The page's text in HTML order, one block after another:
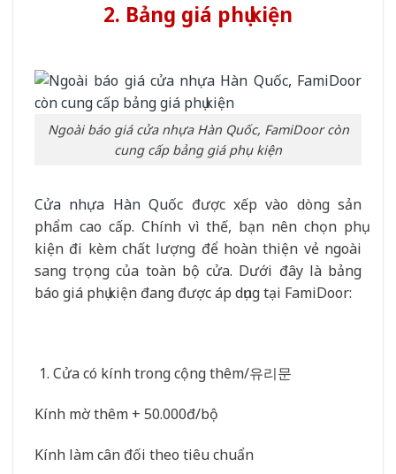
2. Bảng giá phụ kiện
Ngoài báo giá cửa nhựa Hàn Quốc, FamiDoor còn
cung cấp bảng giá phụ kiện
Cửa nhựa Hàn Quốc được xếp vào dòng sản
phẩm cao cấp. Chính vì thế, bạn nên chọn phụ
kiện đi kèm chất lượng để hoàn thiện vẻ ngoài
sang trọng của toàn bộ cửa. Dưới đây là bảng
báo giá phụ kiện đang được áp dụng tại FamiDoor:
Cửa có kính trong cộng thêm/유리문
Kính mờ thêm + 50.000đ/bộ
Kính làm cân đối theo tiêu chuẩn